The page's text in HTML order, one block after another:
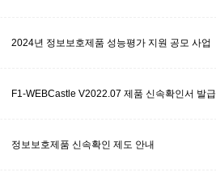
2024년 정보보호제품 성능평가 지원 공모 사업
F1-WEBCastle V2022.07 제품 신속확인서 발급
정보보호제품 신속확인 제도 안내